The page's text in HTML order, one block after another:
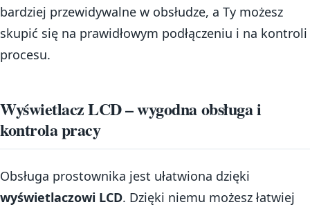
bardziej przewidywalne w obsłudze, a Ty możesz
skupić się na prawidłowym podłączeniu i na kontroli
procesu.
Wyświetlacz LCD – wygodna obsługa i
kontrola pracy
Obsługa prostownika jest ułatwiona dzięki
wyświetlaczowi LCD. Dzięki niemu możesz łatwiej